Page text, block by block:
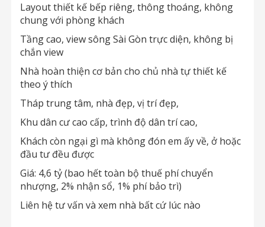
Layout thiết kế bếp riêng, thông thoáng, không
chung với phòng khách
Tầng cao, view sông Sài Gòn trực diện, không bị
chắn view
Nhà hoàn thiện cơ bản cho chủ nhà tự thiết kế
theo ý thích
Tháp trung tâm, nhà đẹp, vị trí đẹp,
Khu dân cư cao cấp, trình độ dân trí cao,
Khách còn ngại gì mà không đón em ấy về, ở hoặc
đầu tư đều được
Giá: 4,6 tỷ (bao hết toàn bộ thuế phí chuyển
nhượng, 2% nhận sổ, 1% phí bảo trì)
Liên hệ tư vấn và xem nhà bất cứ lúc nào